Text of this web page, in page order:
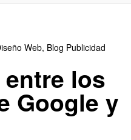
Web, Blog Publicidad
los
Google y